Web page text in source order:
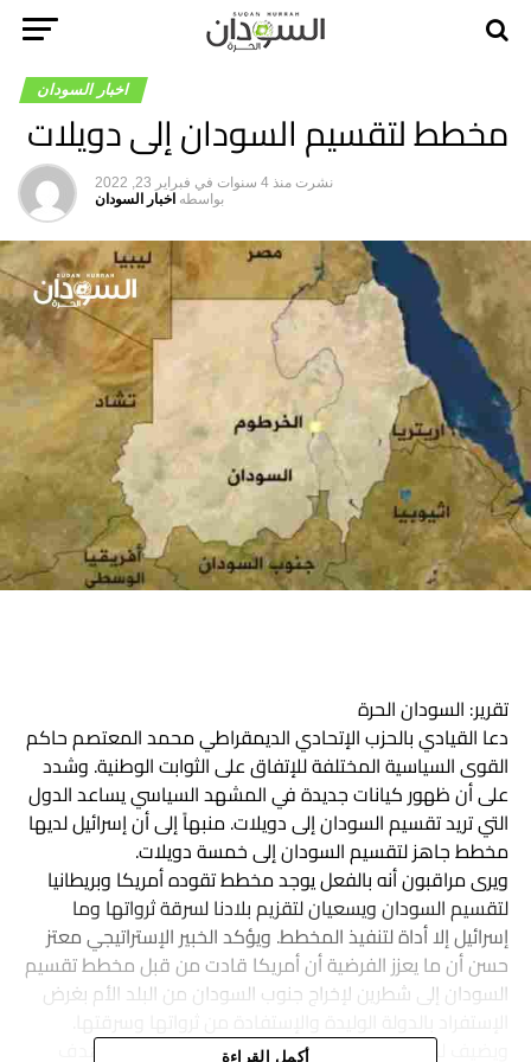
اخبار السودان
مخطط لتقسيم السودان إلى دويلات
نشرت منذ 4 سنوات في فبراير 23, 2022
بواسطه اخبار السودان
تقرير: السودان الحرة
دعا القيادي بالحزب الإتحادي الديمقراطي محمد المعتصم حاكم
القوى السياسية المختلفة للإتفاق على الثوابت الوطنية. وشدد
على أن ظهور كيانات جديدة في المشهد السياسي يساعد الدول
التي تريد تقسيم السودان إلى دويلات. منبهاً إلى أن إسرائيل لديها
مخطط جاهز لتقسيم السودان إلى خمسة دويلات.
ويرى مراقبون أنه بالفعل يوجد مخطط تقوده أمريكا وبريطانيا
لتقسيم السودان ويسعيان لتقزيم بلادنا لسرقة ثرواتها وما
إسرائيل إلا أداة لتنفيذ المخطط. ويؤكد الخبير الإستراتيجي معتز
حسن أن ما يعزز الفرضية أن أمريكا قادت من قبل مخطط تقسيم
السودان إلى شطرين لإخراج جنوب السودان من البلد الأم بغرض
ويضيف لكن ولسوء حظهم وبعد نجاحهم في تحقيق هدف
أكمل القراءة